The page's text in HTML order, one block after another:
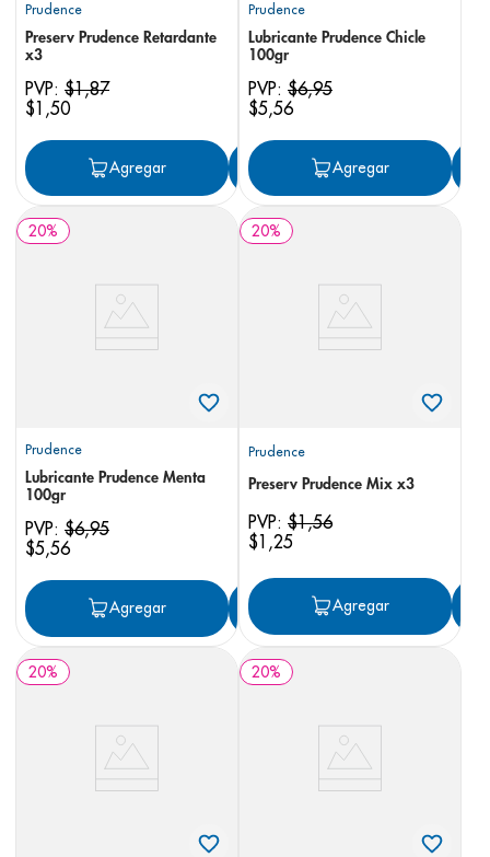
Prudence
Preserv Prudence Retardante
x3
PVP: $1,87
$1 ,50
Agregar Agregar
Prudence
Lubricante Prudence Chicle
100gr
PVP: $6,95
$5,56
Agregar
20%
Prudence
Lubricante Prudence Menta
100gr
PVP: $6,95
$5,56
Agregar Agregar
20%
Prudence
Preserv Prudence Mix x3
PVP: $1,56
$1 ,25
Agregar
20% 20%